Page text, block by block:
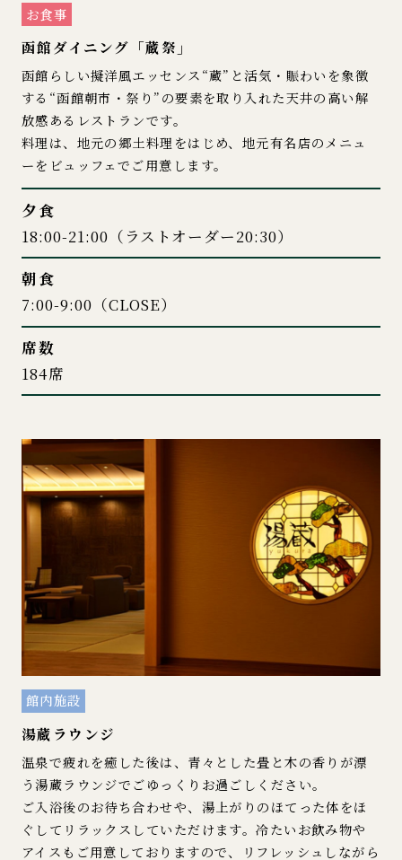
お食事
函館ダイニング「蔵祭」
函館らしい擬洋風エッセンス“蔵”と活気・賑わいを象徴
する“函館朝市・祭り”の要素を取り入れた天井の高い解
放感あるレストランです。
料理は、地元の郷土料理をはじめ、地元有名店のメニュ
ーをビュッフェでご用意します。
夕食
18:00-21:00（ラストオーダー20:30）
朝食
7:00-9:00（CLOSE）
席数
184席
館内施設
湯蔵ラウンジ
温泉で疲れを癒した後は、青々とした畳と木の香りが漂
う湯蔵ラウンジでごゆっくりお過ごしください。
ご入浴後のお待ち合わせや、湯上がりのほてった体をほ
ぐしてリラックスしていただけます。冷たいお飲み物や
アイスもご用意しておりますので、リフレッシュしながら